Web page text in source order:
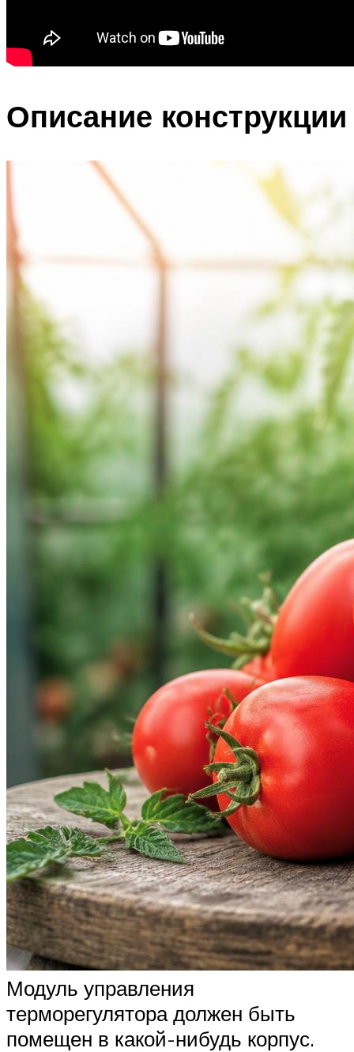
Описание конструкции
Модуль управления
терморегулятора должен быть
помещен в какой-нибудь корпус.